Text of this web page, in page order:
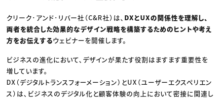
C＆R Magazine
Web
映像
ゲーム・エンタメ
広告
出版
CREATIVE VILLAGEからのお知らせ
プロフェッショナル×つながる×メディア
クリーク･アンド･リバー社（C&R社）は、 DXとUXの関係性を理解し、
両者を統合した効果的なデザイン戦略を構築するためのヒントや考え
方をお伝えするウェビナーを開催します。
ビジネスの進化において、デザインが果たす役割はますます重要性を
増しています。
DX（デジタルトランスフォーメーション）とUX（ユーザーエクスペリエン
ス）は、ビジネスのデジタル化と顧客体験の向上において密接に関連し